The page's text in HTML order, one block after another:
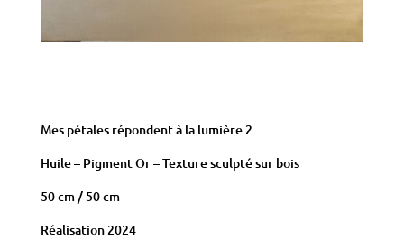
Mes pétales répondent à la lumière 2
Huile – Pigment Or – Texture sculpté sur bois
50 cm / 50 cm
Réalisation 2024